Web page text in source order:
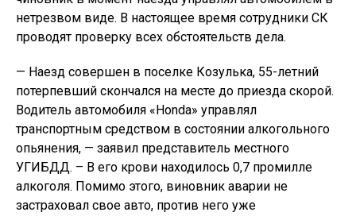
нетрезвом виде. В настоящее время сотрудники СК
проводят проверку всех обстоятельств дела.
— Наезд совершен в поселке Козулька, 55-летний
потерпевший скончался на месте до приезда скорой.
Водитель автомобиля «Honda» управлял
транспортным средством в состоянии алкогольного
опьянения, — заявил представитель местного
УГИБДД. – В его крови находилось 0,7 промилле
алкоголя. Помимо этого, виновник аварии не
застраховал свое авто, против него уже